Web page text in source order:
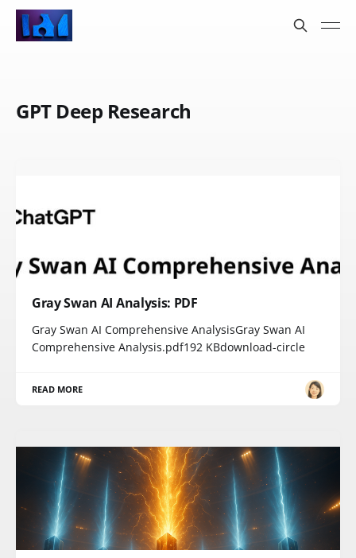
GPT Deep Research
Gray Swan AI Analysis: PDF
Gray Swan AI Comprehensive AnalysisGray Swan AI
Comprehensive Analysis.pdf192 KBdownload-circle
READ MORE